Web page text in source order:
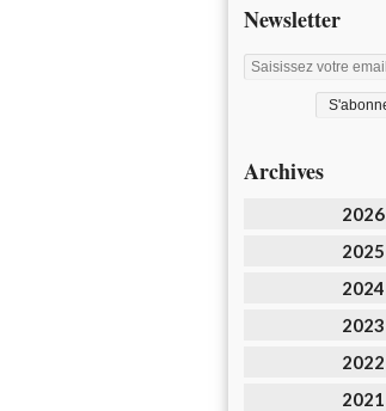
Newsletter
Archives
2026
2025
2024
2023
2022
2021